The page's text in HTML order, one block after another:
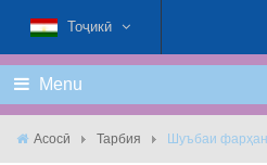
Тоҷикӣ
Menu
Асосӣ Тарбия Шуъбаи